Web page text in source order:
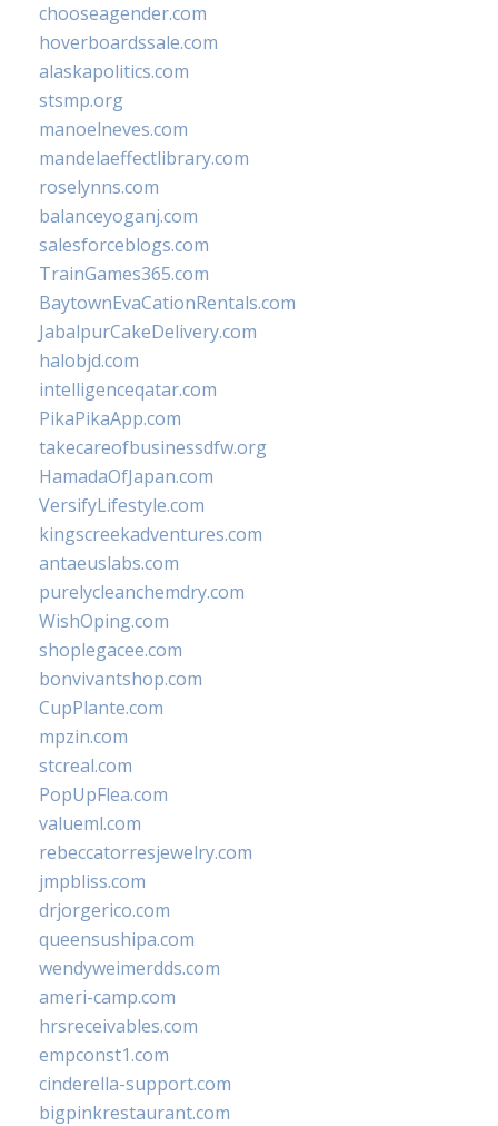
chooseagender.com
hoverboardssale.com
alaskapolitics.com
stsmp.org
manoelneves.com
mandelaeffectlibrary.com
roselynns.com
balanceyoganj.com
salesforceblogs.com
TrainGames365.com
BaytownEvaCationRentals.com
JabalpurCakeDelivery.com
halobjd.com
intelligenceqatar.com
PikaPikaApp.com
takecareofbusinessdfw.org
HamadaOfJapan.com
VersifyLifestyle.com
kingscreekadventures.com
antaeuslabs.com
purelycleanchemdry.com
WishOping.com
shoplegacee.com
bonvivantshop.com
CupPlante.com
mpzin.com
stcreal.com
PopUpFlea.com
valueml.com
rebeccatorresjewelry.com
jmpbliss.com
drjorgerico.com
queensushipa.com
wendyweimerdds.com
ameri-camp.com
hrsreceivables.com
empconst1.com
cinderella-support.com
bigpinkrestaurant.com